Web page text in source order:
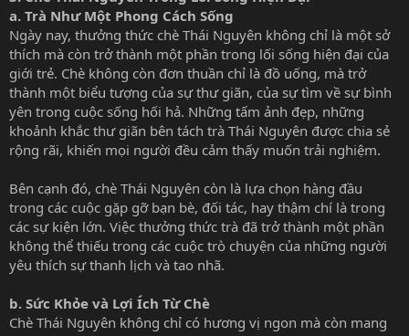
a. Trà Như Một Phong Cách Sống
Ngày nay, thưởng thức chè Thái Nguyên không chỉ là một sở
thích mà còn trở thành một phần trong lối sống hiện đại của
giới trẻ. Chè không còn đơn thuần chỉ là đồ uống, mà trở
thành một biểu tượng của sự thư giãn, của sự tìm về sự bình
yên trong cuộc sống hối hả. Những tấm ảnh đẹp, những
khoảnh khắc thư giãn bên tách trà Thái Nguyên được chia sẻ
rộng rãi, khiến mọi người đều cảm thấy muốn trải nghiệm.
Bên cạnh đó, chè Thái Nguyên còn là lựa chọn hàng đầu
trong các cuộc gặp gỡ bạn bè, đối tác, hay thậm chí là trong
các sự kiện lớn. Việc thưởng thức trà đã trở thành một phần
không thể thiếu trong các cuộc trò chuyện của những người
yêu thích sự thanh lịch và tao nhã.
b. Sức Khỏe và Lợi Ích Từ Chè
Chè Thái Nguyên không chỉ có hương vị ngon mà còn mang